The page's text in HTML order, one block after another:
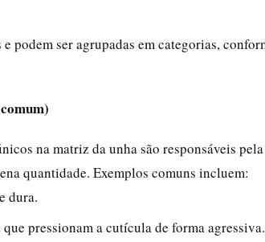
podem ser agrupadas em categorias,
na matriz da unha são responsáveis
quantidade. Exemplos comuns incluem:
dura.
pressionam a cutícula de forma agressiva.